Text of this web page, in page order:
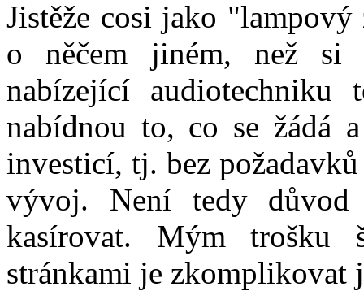
Jistěže cosi jako
o něčem jiném, než si
nabízející audiotechniku
nabídnou to, co se žádá
investicí, tj. bez
vývoj. Není tedy
kasírovat. Mým trošku
stránkami je zkomplikovat